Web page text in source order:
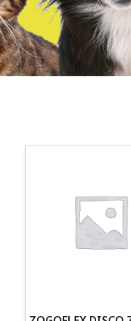
en mascotas
personalizado